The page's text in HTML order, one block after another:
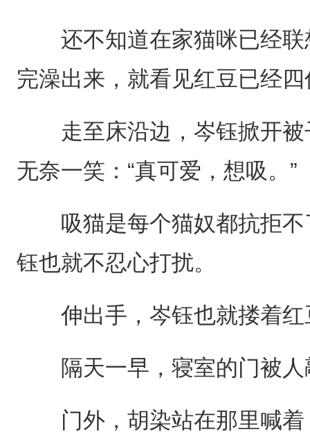
还不知道在家猫咪已经联
完澡出来，就看见红豆已经
走至床沿边，岑钰掀开被
无奈一笑：“真可爱，想吸。”
吸猫是每个猫奴都抗拒不
钰也就不忍心打扰。
伸出手，岑钰也就搂着红
隔天一早，寝室的门被人
门外，胡染站在那里喊着